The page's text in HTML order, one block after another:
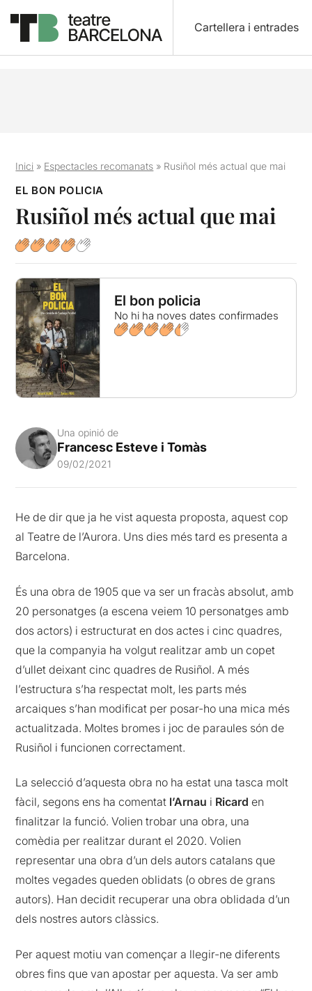
Cartellera i entrades
Inici » Espectacles recomanats » Rusiñol més actual que mai
EL BON POLICIA
Rusiñol més actual que mai
El bon policia
No hi ha noves dates confirmades
Una opinió de
Francesc Esteve i Tomàs
09/02/2021
He de dir que ja he vist aquesta proposta, aquest cop
al Teatre de l’Aurora. Uns dies més tard es presenta a
Barcelona.
És una obra de 1905 que va ser un fracàs absolut, amb
20 personatges (a escena veiem 10 personatges amb
dos actors) i estructurat en dos actes i cinc quadres,
que la companyia ha volgut realitzar amb un copet
d’ullet deixant cinc quadres de Rusiñol. A més
l’estructura s’ha respectat molt, les parts més
arcaiques s’han modificat per posar-ho una mica més
actualitzada. Moltes bromes i joc de paraules són de
Rusiñol i funcionen correctament.
La selecció d’aquesta obra no ha estat una tasca molt
fàcil, segons ens ha comentat l’Arnau i Ricarden
finalitzar la funció. Volien trobar una obra, una
comèdia per realitzar durant el 2020. Volien
representar una obra d’un dels autors catalans que
moltes vegades queden oblidats (o obres de grans
autors). Han decidit recuperar una obra oblidada d’un
dels nostres autors clàssics.
Per aquest motiu van començar a llegir-ne diferents
obres fins que van apostar per aquesta. Va ser amb